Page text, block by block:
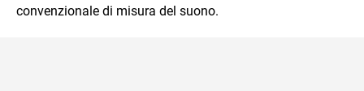
convenzionale di misura del suono.